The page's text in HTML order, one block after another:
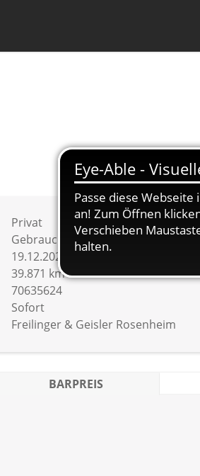
Privat
Gebrauchtwagen
19.12.2023
39.871 km
70635624
Sofort
Freilinger & Geisler Rosenheim
BARPREIS